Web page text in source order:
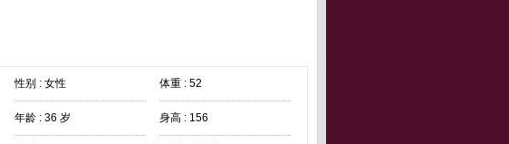
性别 : 女性 体重 : 52
年龄 : 36 岁 身高 : 156